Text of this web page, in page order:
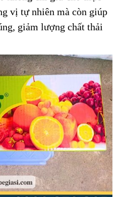
vị tự nhiên mà còn giúp
giảm lượng chất thải